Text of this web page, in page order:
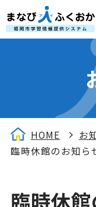
HOME
お
臨時休館のお知ら
臨時休